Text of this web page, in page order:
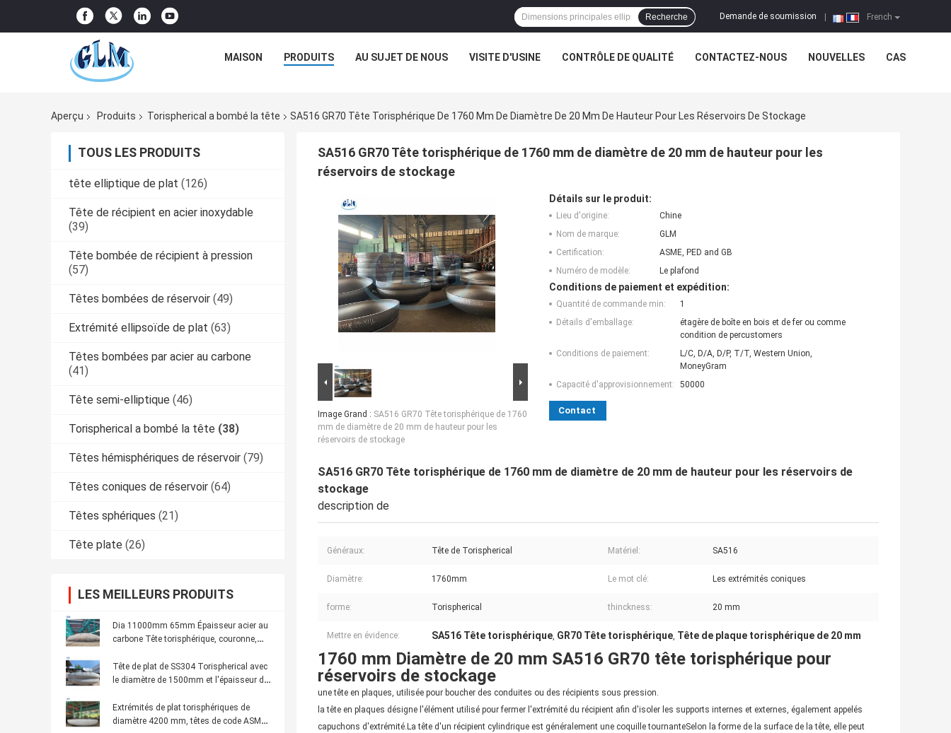
French
Demande de soumission
Recherche
MAISON PRODUITS AU SUJET DE NOUS VISITE D'USINE CONTRÔLE DE QUALITÉ CONTACTEZ-NOUS NOUVELLES CAS
Aperçu Produits Torispherical a bombé la tête SA516 GR70 Tête Torisphérique De 1760 Mm De Diamètre De 20 Mm De Hauteur Pour Les Réservoirs De Stockage
TOUS LES PRODUITS
tête elliptique de plat (126)
Tête de récipient en acier inoxydable
(39)
Tête bombée de récipient à pression
(57)
Têtes bombées de réservoir (49)
Extrémité ellipsoïde de plat (63)
Têtes bombées par acier au carbone
(41)
Tête semi-elliptique (46)
Torispherical a bombé la tête (38)
Têtes hémisphériques de réservoir (79)
Têtes coniques de réservoir (64)
Têtes sphériques (21)
Tête plate (26)
LES MEILLEURS PRODUITS
Dia 11000mm 65mm Épaisseur acier au
carbone Tête torisphérique, couronne,
Tête de plat de SS304 Torispherical avec
le diamètre de 1500mm et l'épaisseur de
Extrémités de plat torisphériques de
diamètre 4200 mm, têtes de code ASME
SA516 GR70 Tête torisphérique de 1760 mm de diamètre de 20 mm de hauteur pour les
réservoirs de stockage
Image Grand : SA516 GR70 Tête torisphérique de 1760
mm de diamètre de 20 mm de hauteur pour les
réservoirs de stockage
Détails sur le produit:
Lieu d'origine:
Chine
Nom de marque:
GLM
Certification:
ASME, PED and GB
Numéro de modèle:
Le plafond
Conditions de paiement et expédition:
Quantité de commande min:
1
Détails d'emballage:
étagère de boîte en bois et de fer ou comme
condition de percustomers
Conditions de paiement:
L/C, D/A, D/P, T/T, Western Union,
MoneyGram
Capacité d'approvisionnement:
50000
Contact
SA516 GR70 Tête torisphérique de 1760 mm de diamètre de 20 mm de hauteur pour les réservoirs de
stockage
description de
Généraux: Tête de Torispherical Matériel: SA516
Diamètre: 1760mm Le mot clé: Les extrémités coniques
forme: Torispherical thinckness: 20 mm
Mettre en évidence: SA516 Tête torisphérique, GR70 Tête torisphérique, Tête de plaque torisphérique de 20 mm
1760 mm Diamètre de 20 mm SA516 GR70 tête torisphérique pour
réservoirs de stockage
une tête en plaques, utilisée pour boucher des conduites ou des récipients sous pression.
la tête en plaques désigne l'élément utilisé pour fermer l'extrémité du récipient afin d'isoler les supports internes et externes, également appelés
capuchons d'extrémité.La tête d'un récipient cylindrique est généralement une coquille tournanteSelon la forme de la surface de la tête, elle peut